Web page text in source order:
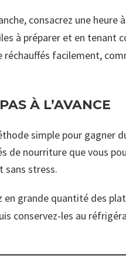
consacrez une heure
à préparer et en tenant
facilement,
À L’AVANCE
simple pour gagner
de nourriture que vous
sans stress.
en grande quantité des
conservez-les au